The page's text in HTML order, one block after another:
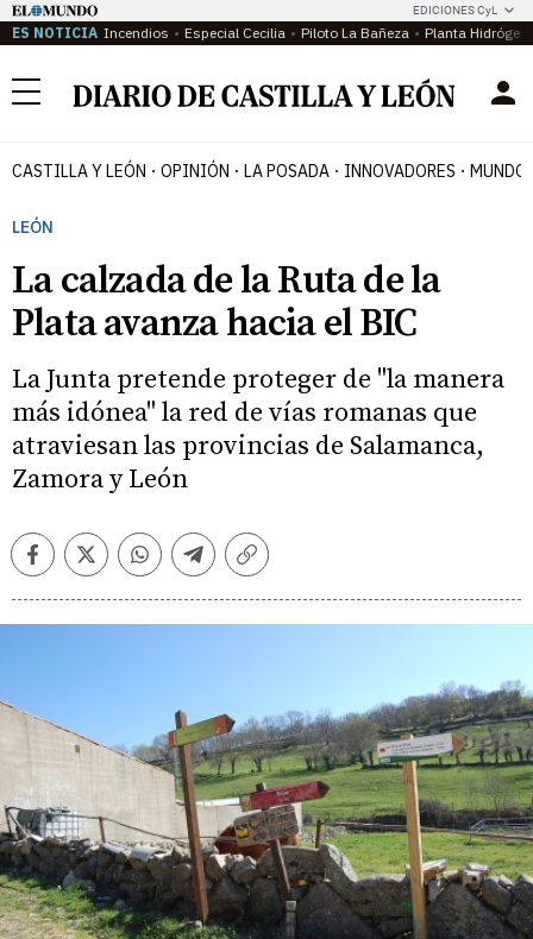
EDICIONES CyL
ES NOTICIA Incendios Especial Cecilia Piloto La Bañeza Planta
Menú
CASTILLA Y LEÓN OPINIÓN LA POSADA INNOVADORES MUNDO
LEÓN
La calzada de la Ruta de la
Plata avanza hacia el BIC
La Junta pretende proteger de "la manera
más idónea" la red de vías romanas que
atraviesan las provincias de Salamanca,
Zamora y León
FacebookTwitterWhatsappTelegramCopiar